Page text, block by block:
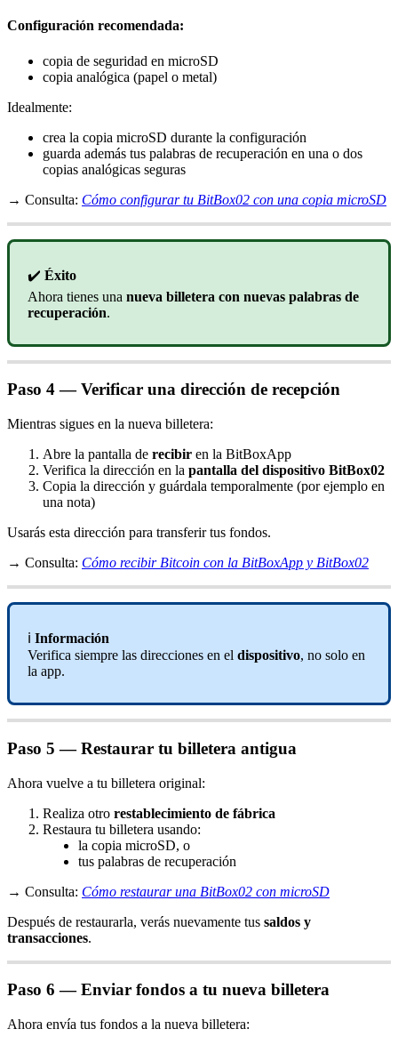
Configuración recomendada:
copia de seguridad en microSD
copia analógica (papel o metal)
Idealmente:
crea la copia microSD durante la configuración
guarda además tus palabras de recuperación en una o dos
copias analógicas seguras
→ Consulta: Cómo configurar tu BitBox02 con una copia microSD
✔️ Éxito
Ahora tienes una nueva billetera con nuevas palabras de
recuperación.
Paso 4 — Verificar una dirección de recepción
Mientras sigues en la nueva billetera:
Abre la pantalla de recibir en la BitBoxApp
Verifica la dirección en la pantalla del dispositivo BitBox02
Copia la dirección y guárdala temporalmente (por ejemplo en
una nota)
Usarás esta dirección para transferir tus fondos.
→ Consulta: Cómo recibir Bitcoin con la BitBoxApp y BitBox02
ℹ️ Información
Verifica siempre las direcciones en el dispositivo, no solo en
la app.
Paso 5 — Restaurar tu billetera antigua
Ahora vuelve a tu billetera original:
Realiza otro restablecimiento de fábrica
Restaura tu billetera usando:
la copia microSD, o
tus palabras de recuperación
→ Consulta: Cómo restaurar una BitBox02 con microSD
Después de restaurarla, verás nuevamente tus saldos y
transacciones.
Paso 6 — Enviar fondos a tu nueva billetera
Ahora envía tus fondos a la nueva billetera: